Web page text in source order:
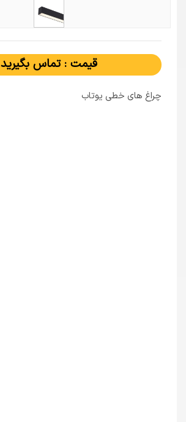
قیمت : تماس بگیرید
چراغ های خطی یوتاب